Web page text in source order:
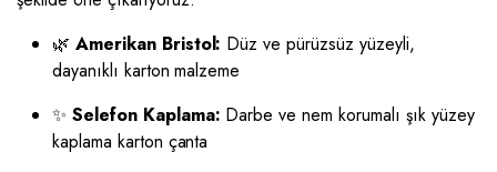
🌿 Amerikan Bristol: Düz ve pürüzsüz yüzeyli,
dayanıklı karton malzeme
✨ Selefon Kaplama: Darbe ve nem korumalı şık yüzey
kaplama karton çanta